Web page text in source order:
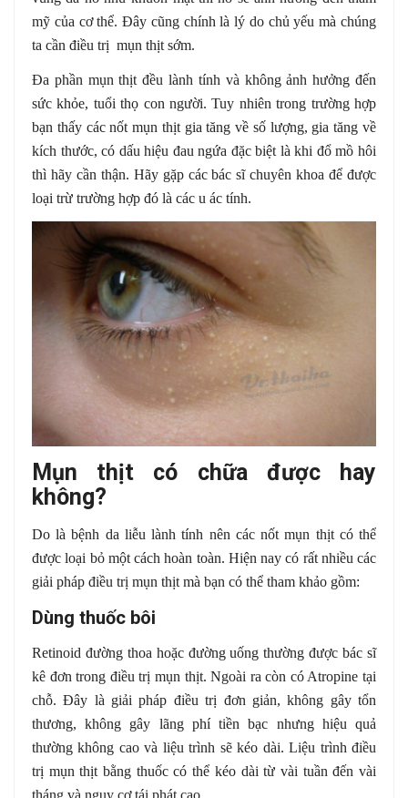
mỹ của cơ thể. Đây cũng chính là lý do chủ yếu mà chúng
ta cần điều trị mụn thịt sớm.
Đa phần mụn thịt đều lành tính và không ảnh hưởng đến
sức khỏe, tuổi thọ con người. Tuy nhiên trong trường hợp
bạn thấy các nốt mụn thịt gia tăng về số lượng, gia tăng về
kích thước, có dấu hiệu đau ngứa đặc biệt là khi đổ mồ hôi
thì hãy cần thận. Hãy gặp các bác sĩ chuyên khoa để được
loại trừ trường hợp đó là các u ác tính.
Mụn thịt có chữa được hay
không?
Do là bệnh da liễu lành tính nên các nốt mụn thịt có thể
được loại bỏ một cách hoàn toàn. Hiện nay có rất nhiều các
giải pháp điều trị mụn thịt mà bạn có thể tham khảo gồm:
Dùng thuốc bôi
Retinoid đường thoa hoặc đường uống thường được bác sĩ
kê đơn trong điều trị mụn thịt. Ngoài ra còn có Atropine tại
chỗ. Đây là giải pháp điều trị đơn giản, không gây tổn
thương, không gây lãng phí tiền bạc nhưng hiệu quả
thường không cao và liệu trình sẽ kéo dài. Liệu trình điều
trị mụn thịt bằng thuốc có thể kéo dài từ vài tuần đến vài